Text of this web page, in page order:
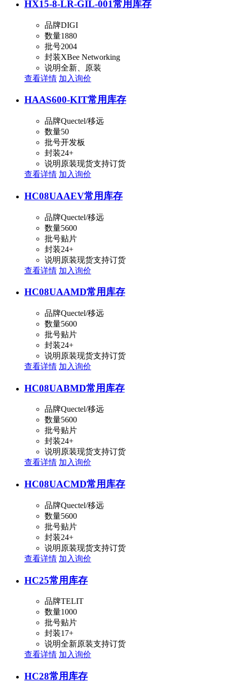
HX15-8-LR-GIL-001常用库存
品牌DIGI
数量1880
批号2004
封装XBee Networking
说明全新、原装
查看详情 加入询价
HAAS600-KIT常用库存
品牌Quectel/移远
数量50
批号开发板
封装24+
说明 原装现货支持订货
查看详情 加入询价
HC08UAAEV常用库存
品牌Quectel/移远
数量5600
批号贴片
封装24+
说明 原装现货支持订货
查看详情 加入询价
HC08UAAMD常用库存
品牌Quectel/移远
数量5600
批号贴片
封装24+
说明 原装现货支持订货
查看详情 加入询价
HC08UABMD常用库存
品牌Quectel/移远
数量5600
批号贴片
封装24+
说明 原装现货支持订货
查看详情 加入询价
HC08UACMD常用库存
品牌Quectel/移远
数量5600
批号贴片
封装24+
说明 原装现货支持订货
查看详情 加入询价
HC25常用库存
品牌TELIT
数量1000
批号贴片
封装17+
说明全新原装支持订货
查看详情 加入询价
HC28常用库存